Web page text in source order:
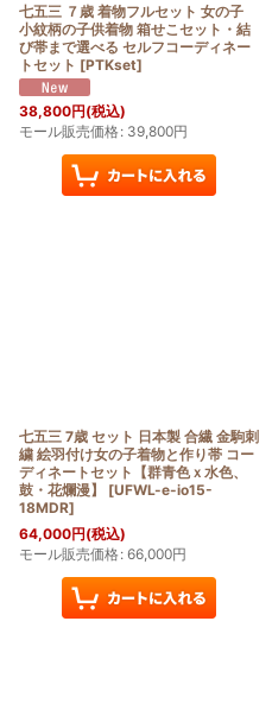
七五三 ７歳 着物フルセット 女の子
小紋柄の子供着物 箱せこセット・結
び帯まで選べる セルフコーディネー
トセット [PTKset]
38,800円(税込)
モール販売価格: 39,800円
七五三 7歳 セット 日本製 合繊 金駒刺
繍 絵羽付け女の子着物と作り帯 コー
ディネートセット【群青色ｘ水色、
鼓・花爛漫】
[UFWL-e-io15-
18MDR]
64,000円(税込)
モール販売価格: 66,000円